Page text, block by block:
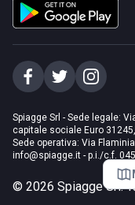
Spiagge Srl - Sede legale:
capitale sociale Euro
Sede operativa: Via
info@spiagge.it - p.i./c.f.
© 2026 Spiagge Srl.